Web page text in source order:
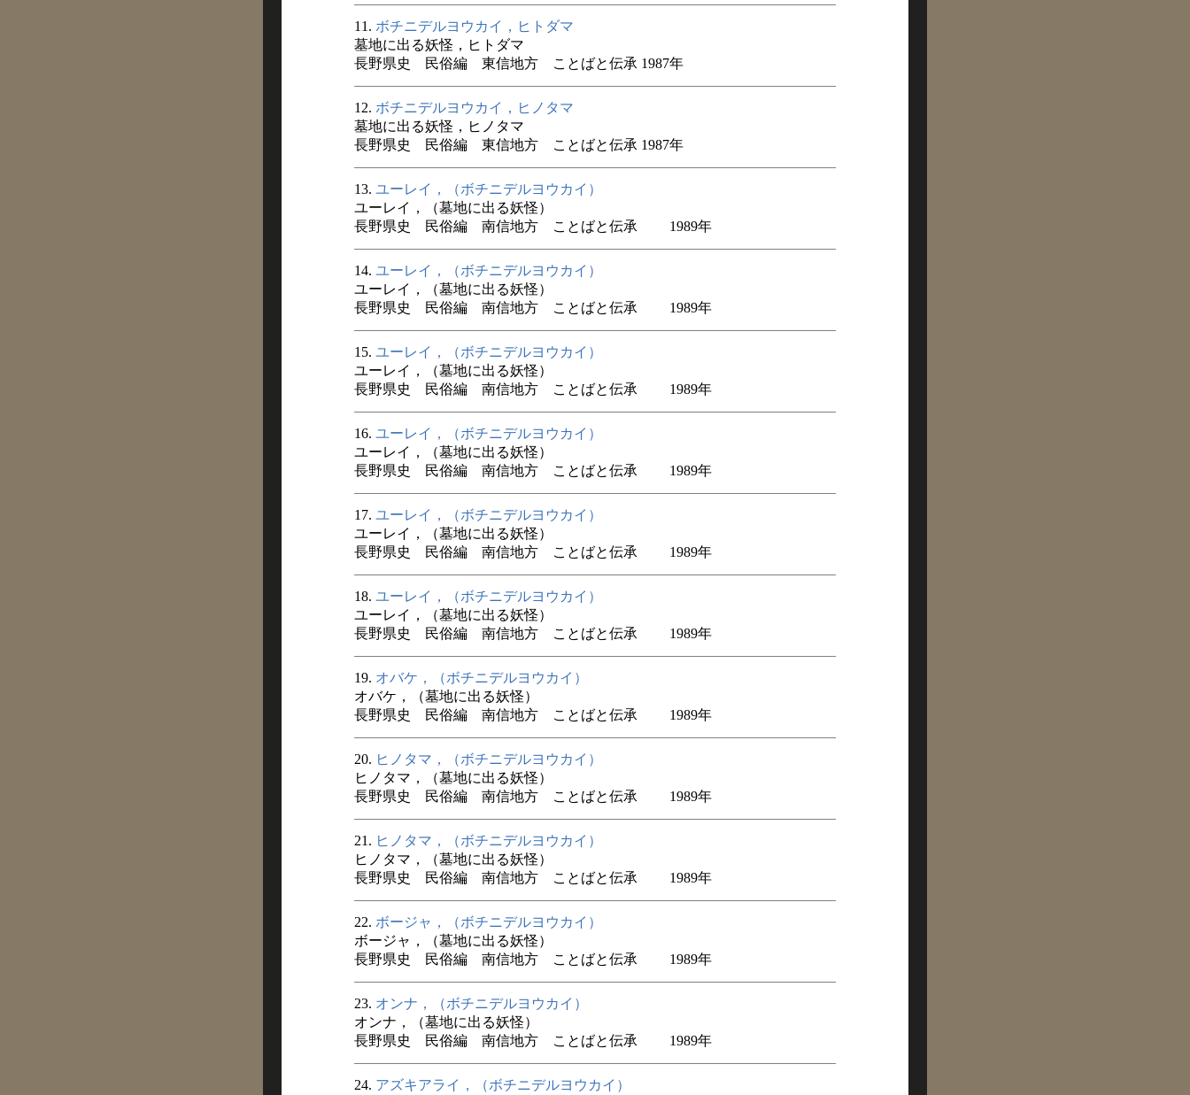
11. ボチニデルヨウカイ，ヒトダマ
墓地に出る妖怪，ヒトダマ
長野県史 民俗編 東信地方 ことばと伝承 1987年
12. ボチニデルヨウカイ，ヒノタマ
墓地に出る妖怪，ヒノタマ
長野県史 民俗編 東信地方 ことばと伝承 1987年
13. ユーレイ，（ボチニデルヨウカイ）
ユーレイ，（墓地に出る妖怪）
長野県史 民俗編 南信地方 ことばと伝承 1989年
14. ユーレイ，（ボチニデルヨウカイ）
ユーレイ，（墓地に出る妖怪）
長野県史 民俗編 南信地方 ことばと伝承 1989年
15. ユーレイ，（ボチニデルヨウカイ）
ユーレイ，（墓地に出る妖怪）
長野県史 民俗編 南信地方 ことばと伝承 1989年
16. ユーレイ，（ボチニデルヨウカイ）
ユーレイ，（墓地に出る妖怪）
長野県史 民俗編 南信地方 ことばと伝承 1989年
17. ユーレイ，（ボチニデルヨウカイ）
ユーレイ，（墓地に出る妖怪）
長野県史 民俗編 南信地方 ことばと伝承 1989年
18. ユーレイ，（ボチニデルヨウカイ）
ユーレイ，（墓地に出る妖怪）
長野県史 民俗編 南信地方 ことばと伝承 1989年
19. オバケ，（ボチニデルヨウカイ）
オバケ，（墓地に出る妖怪）
長野県史 民俗編 南信地方 ことばと伝承 1989年
20. ヒノタマ，（ボチニデルヨウカイ）
ヒノタマ，（墓地に出る妖怪）
長野県史 民俗編 南信地方 ことばと伝承 1989年
21. ヒノタマ，（ボチニデルヨウカイ）
ヒノタマ，（墓地に出る妖怪）
長野県史 民俗編 南信地方 ことばと伝承 1989年
22. ボージャ，（ボチニデルヨウカイ）
ボージャ，（墓地に出る妖怪）
長野県史 民俗編 南信地方 ことばと伝承 1989年
23. オンナ，（ボチニデルヨウカイ）
オンナ，（墓地に出る妖怪）
長野県史 民俗編 南信地方 ことばと伝承 1989年
24. アズキアライ，（ボチニデルヨウカイ）